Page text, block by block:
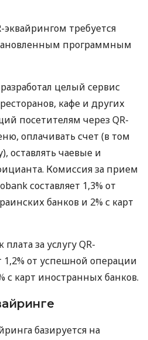
эквайрингом требуется
программным
целый сервис
кафе и других
посетителям через QR-
оплачивать счет (в том
оставлять чаевые и
Комиссия за прием
составляет 1,3% от
банков и 2% с карт
за услугу QR-
1,2% от успешной операции
с карт иностранных банков.
базируется на